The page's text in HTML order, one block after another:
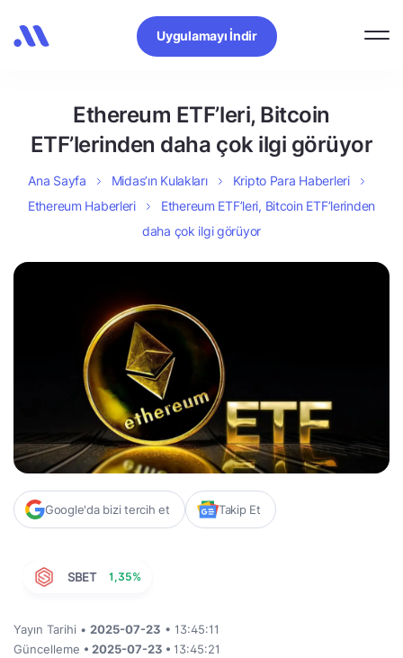
Uygulamayı İndir
Ethereum ETF’leri, Bitcoin
ETF’lerinden daha çok ilgi görüyor
Ana Sayfa Midas’ın Kulakları
Kripto Para Haberleri
Ethereum Haberleri
Ethereum ETF’leri, Bitcoin ETF’lerinden
daha çok ilgi görüyor
Google'da bizi tercih et Takip Et
SBET 1,35%
Yayın Tarihi • 2025-07-23 • 13:45:11
Güncelleme • 2025-07-23 • 13:45:21